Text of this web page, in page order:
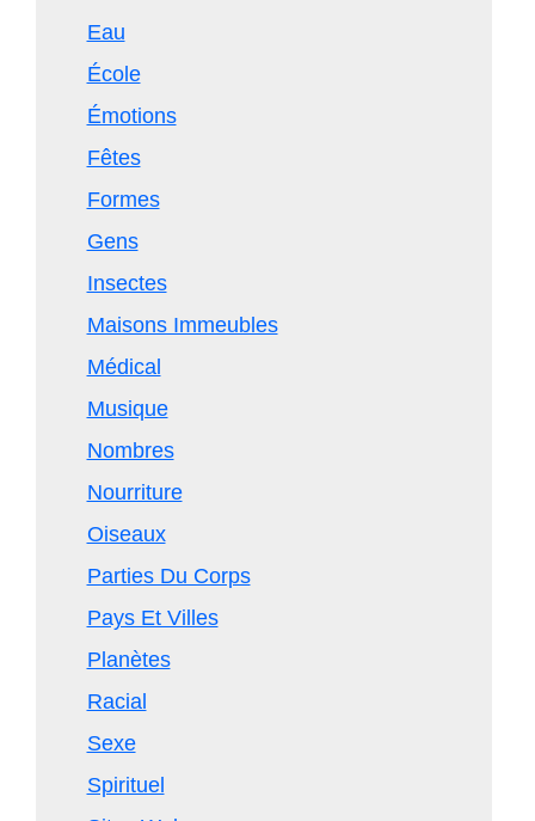
Eau
École
Émotions
Fêtes
Formes
Gens
Insectes
Maisons Immeubles
Médical
Musique
Nombres
Nourriture
Oiseaux
Parties Du Corps
Pays Et Villes
Planètes
Racial
Sexe
Spirituel